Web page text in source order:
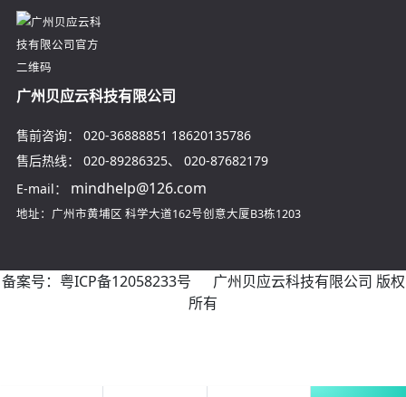
广州贝应云科技有限公司
售前咨询： 020-36888851 18620135786
售后热线：
020-89286325、 020-87682179
E-mail：
mindhelp@126.com
地址：广州市黄埔区 科学大道162号创意大厦B3栋1203
备案号： 粤ICP备12058233号 广州贝应云科技有限公司 版权
所有